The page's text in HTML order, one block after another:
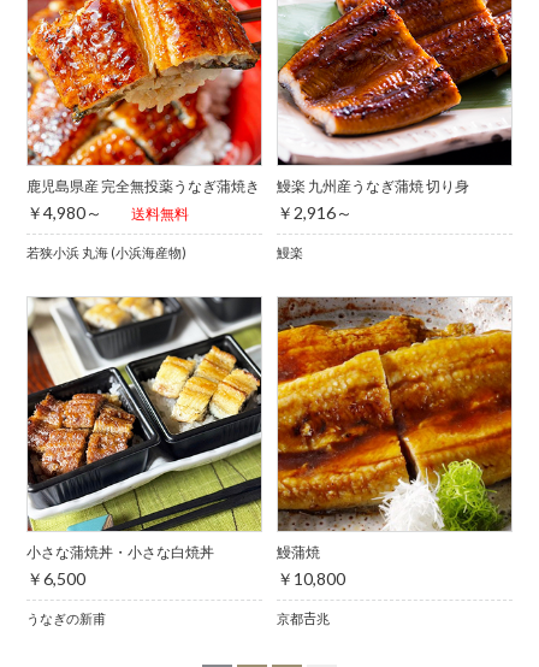
鹿児島県産 完全無投薬うなぎ蒲焼き
￥4,980～ 送料無料
若狭小浜 丸海 (小浜海産物)
鰻楽 九州産うなぎ蒲焼 切り身
￥2,916～
鰻楽
小さな蒲焼丼・小さな白焼丼
￥6,500
うなぎの新甫
鰻蒲焼
￥10,800
京都𠮷兆